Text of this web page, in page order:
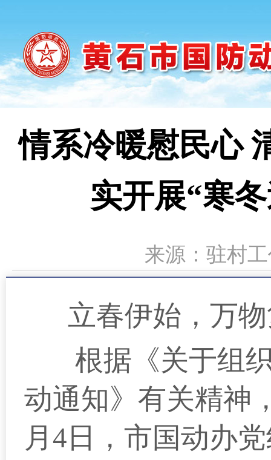
情系冷暖慰民心
实开展“寒
来源：驻村
立春伊始，万物
根据《关于组
动通知》有关精神
月4日，市国动办